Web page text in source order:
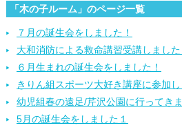
「木の子ルーム」のページ一覧
７月の誕生会をしました！
大和消防による救命講習受講しまし
６月生まれの誕生会をしました！
きりん組スポーツ大好き講座に参加
幼児組春の遠足/芹沢公園に行ってき
5月の誕生会をしました１